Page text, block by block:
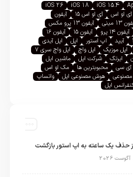
iOS 15.4
iOS 18
iOS 26
آی او اس آی او اس ۱۵
آیفون
13 مینی
آیفون 13 پرو مکس
آیفون ۱۴ پرو آیفون ۱۵
آیفون ۱۶
آیپد اپ استور اپل
اپل آیدی
اپل موزیک اپل واچ
اپل واچ سری ۷
ایرتگ شرکت اپل
ماشین اپل
آی سی
محبوبترین ها
مک او اس
هوش مصنوعی اپل
واتساپ
اپل
حذف یک ساعته به اپ استور بازگشت